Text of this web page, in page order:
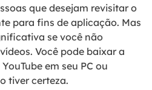
que desejam revisitar o
para fins de aplicação. Mas
se você não
Você pode baixar a
em seu PC ou
tiver certeza.